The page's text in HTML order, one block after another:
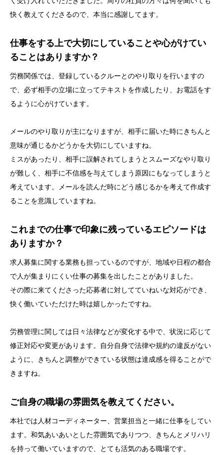
快く教えてくださるので、本当に感謝してます。
仕事をする上で大切にしていることや心がけてい
ることはありますか？
労務関係では、登録しているクルーとのやり取りを行いますの
で、必ず相手の立場に立ってテキストを作成したり、お電話をす
るように心がけています。
メールのやり取りが主になりますが、相手に届いた時にきちんと
意味が通じるかどうかを大切にしていますね。
ミスがあったり、相手に誤解されてしまうとスムーズなやり取り
が難しく、相手に不信感を与えてしまう原因にもなってしまうと
考えています。メールを読んだ時にどう感じるかを考えて作成す
ることを意識していますね。
これまでの仕事で印象に残っているエピソードは
ありますか？
求人募集に関する業務も担っているのですが、地域や日程の都合
で人が集まりにくい仕事の募集を出したことがありました。
その際に来てくださった応募者に対してていねいな対応ができ、
快く働いていただけた時は嬉しかったですね。
労務管理に関しては日々法律などが変化する中で、状況に応じて
修正対応や変更があります。自分自身で法律や規約の違反がない
ように、きちんと調整ができている状態は達成感を得ることがで
きますね。
ご自身の職場の雰囲気を教えてください。
本社では人材コーディネーター、営業担当と一緒に仕事をしてい
ます。和気あいあいとした雰囲気でありつつ、きちんとメリハリ
を持って働いていますので、とても活気のある職場です。